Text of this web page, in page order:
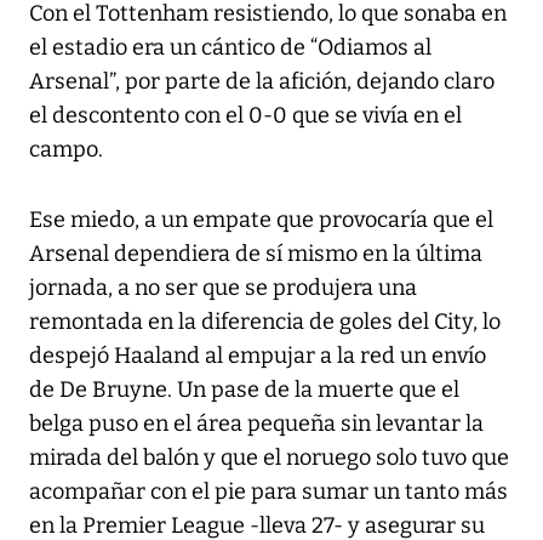
Con el Tottenham resistiendo, lo que sonaba en
el estadio era un cántico de “Odiamos al
Arsenal”, por parte de la afición, dejando claro
el descontento con el 0-0 que se vivía en el
campo.
Ese miedo, a un empate que provocaría que el
Arsenal dependiera de sí mismo en la última
jornada, a no ser que se produjera una
remontada en la diferencia de goles del City, lo
despejó Haaland al empujar a la red un envío
de De Bruyne. Un pase de la muerte que el
belga puso en el área pequeña sin levantar la
mirada del balón y que el noruego solo tuvo que
acompañar con el pie para sumar un tanto más
en la Premier League -lleva 27- y asegurar su